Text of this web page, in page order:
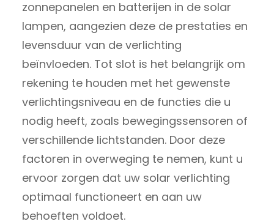
zonnepanelen en batterijen in de solar
lampen, aangezien deze de prestaties en
levensduur van de verlichting
beïnvloeden. Tot slot is het belangrijk om
rekening te houden met het gewenste
verlichtingsniveau en de functies die u
nodig heeft, zoals bewegingssensoren of
verschillende lichtstanden. Door deze
factoren in overweging te nemen, kunt u
ervoor zorgen dat uw solar verlichting
optimaal functioneert en aan uw
behoeften voldoet.